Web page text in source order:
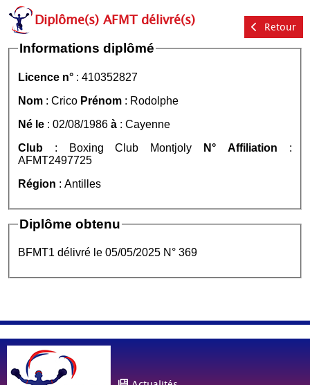
Diplôme(s) AFMT délivré(s) Retour
Informations diplômé
Licence n° : 410352827
Nom : Crico Prénom : Rodolphe
Né le : 02/08/1986 à : Cayenne
Club : Boxing Club Montjoly N° Affiliation :
AFMT2497725
Région : Antilles
Diplôme obtenu
BFMT1 délivré le 05/05/2025 N° 369